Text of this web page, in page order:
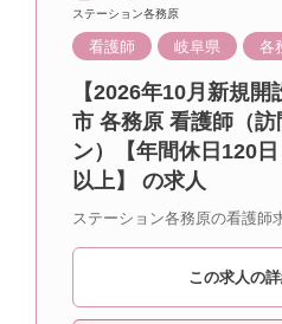
ステーション各務原
看護師 岐阜県 各
【2026年10月新規
市 各務原 看護師（訪
ン）【年間休日120
以上】 の求人
ステーション各務原の看護師
この求人の